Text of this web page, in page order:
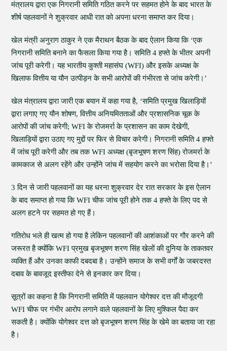
मंत्रालय द्वारा एक निगरानी समिति गठित करने पर सहमत होने के बाद भारत के
शीर्ष पहलवानों ने शुक्रवार आधी रात को अपना धरना समाप्त कर दिया।
खेल मंत्री अनुराग ठाकुर ने एक मैराथन बैठक के बाद ऐलान किया कि ‘एक
निगरानी समिति बनाने का फैसला किया गया है। समिति 4 हफ्ते के भीतर अपनी
जांच पूरी करेगी। यह भारतीय कुश्ती महासंघ (WFI) और इसके अध्यक्ष के
खिलाफ वित्तीय या यौन उत्पीड़न के सभी आरोपों की गंभीरता से जांच करेगी।’
खेल मंत्रालय द्वारा जारी एक बयान में कहा गया है, ‘समिति प्रमुख खिलाड़ियों
द्वारा लगाए गए यौन शोषण, वित्तीय अनियमितताओं और प्रशासनिक चूक के
आरोपों की जांच करेगी; WFI के रोजमर्रा के प्रशासन का काम देखेगी,
खिलाड़ियों द्वारा उठाए गए मुद्दों पर फिर से विचार करेगी। निगरानी समिति 4 हफ्ते
में जांच पूरी करेगी और तब तक WFI अध्यक्ष (बृजभूषण शरण सिंह) रोजमर्रा के
कामकाज से अलग रहेंगे और उन्होंने जांच में सहयोग करने का भरोसा दिया है।’
3 दिन से जारी पहलवानों का यह धरना शुक्रवार देर रात सरकार के इस ऐलान
के बाद समाप्त हो गया कि WFI चीफ जांच पूरी होने तक 4 हफ्ते के लिए पद से
अलग हटने पर सहमत हो गए हैं।
गतिरोध भले ही खत्म हो गया है लेकिन पहलवानों की आशंकाओं पर गौर करने की
जरूरत है क्योंकि WFI प्रमुख बृजभूषण शरण सिंह खेलों की दुनिया के ताकतवर
व्यक्ति हैं और उनका काफी दबदबा है। उन्होंने समाज के सभी वर्गों के जबरदस्त
दबाव के बावजूद इस्तीफा देने से इनकार कर दिया।
सूत्रों का कहना है कि निगरानी समिति में पहलवान योगेश्वर दत्त की मौजूदगी
WFI चीफ पर गंभीर आरोप लगाने वाले पहलवानों के लिए मुश्किल पैदा कर
सकती है। क्योंकि योगेश्वर दत्त को बृजभूषण शरण सिंह के खेमे का बताया जा रहा
है।